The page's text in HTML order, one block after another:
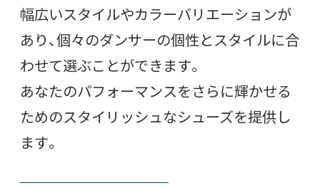
幅広いスタイルやカラーバリエーションが
あり、個々のダンサーの個性とスタイルに合
わせて選ぶことができます。
あなたのパフォーマンスをさらに輝かせる
ためのスタイリッシュなシューズを提供し
ます。